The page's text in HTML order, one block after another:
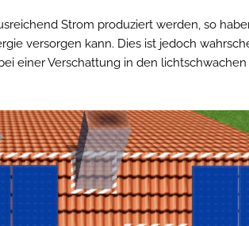
Strom produziert werden, so
versorgen kann. Dies ist jedoch
einer Verschattung in den